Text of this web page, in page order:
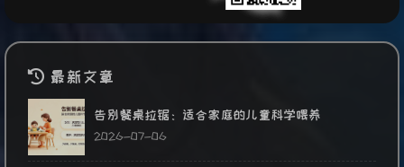
最新文章
告别餐桌拉锯：适合家庭的儿童科学喂养
2026-07-06